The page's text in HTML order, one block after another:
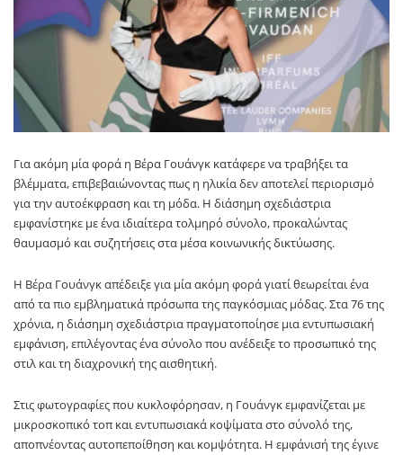
Για ακόμη μία φορά η Βέρα Γουάνγκ κατάφερε να τραβήξει τα
βλέμματα, επιβεβαιώνοντας πως η ηλικία δεν αποτελεί περιορισμό
για την αυτοέκφραση και τη μόδα. Η διάσημη σχεδιάστρια
εμφανίστηκε με ένα ιδιαίτερα τολμηρό σύνολο, προκαλώντας
θαυμασμό και συζητήσεις στα μέσα κοινωνικής δικτύωσης.
Η Βέρα Γουάνγκ απέδειξε για μία ακόμη φορά γιατί θεωρείται ένα
από τα πιο εμβληματικά πρόσωπα της παγκόσμιας μόδας. Στα 76 της
χρόνια, η διάσημη σχεδιάστρια πραγματοποίησε μια εντυπωσιακή
εμφάνιση, επιλέγοντας ένα σύνολο που ανέδειξε το προσωπικό της
στιλ και τη διαχρονική της αισθητική.
Στις φωτογραφίες που κυκλοφόρησαν, η Γουάνγκ εμφανίζεται με
μικροσκοπικό τοπ και εντυπωσιακά κοψίματα στο σύνολό της,
αποπνέοντας αυτοπεποίθηση και κομψότητα. Η εμφάνισή της έγινε